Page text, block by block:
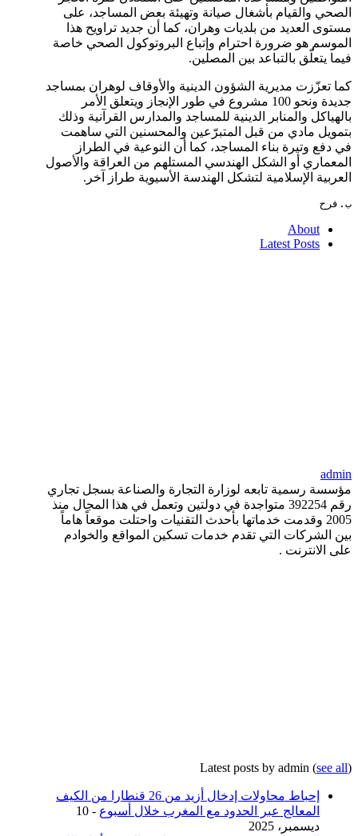
الصحي والقيام بأشغال صيانة وتهيئة بعض المساجد، على
مستوى العديد من بلديات وهران، كما أن جديد تراويح هذا
الموسم هو ضرورة احترام وإتباع البروتوكول الصحي خاصة
فيما يتعلّق بالتباعد بين المصلين.
كما تعزّزت مديرية الشؤون الدينية والأوقاف لوهران بمساجد
جديدة ونحو 100 مشروع في طور الإنجاز ويتعلق الأمر
بالهياكل والمنابر الدينية للمساجد والمدارس القرآنية وذلك
بتمويل مادي من قبل المتبرّعين والمحسنين التي ساهمت
في دفع وتيرة بناء المساجد، كما أن النوعية في الطراز
المعماري أو الشكل الهندسي المستلهم من العراقة والأصول
العربية الإسلامية لتشكل الهندسة الأسيوية طراز آخر.
ب.فرح
About
Latest Posts
admin
مؤسسة رسمية تابعه لوزارة التجارة والصناعة بسجل تجاري
رقم 392254 متواجدة في دولتين وتعمل في هذا المجال منذ
2005 وقدمت خدماتها بأحدث التقنيات واحتلت موقعاً هاماً
بين الشركات التي تقدم خدمات تسكين المواقع والخوادم
على الانترنت .
Latest posts by admin (see all)
إحباط محاولات إدخال أزيد من 26 قنطارا من الكيف
المعالج عبر الحدود مع المغرب خلال أسبوع
- 10
ديسمبر، 2025